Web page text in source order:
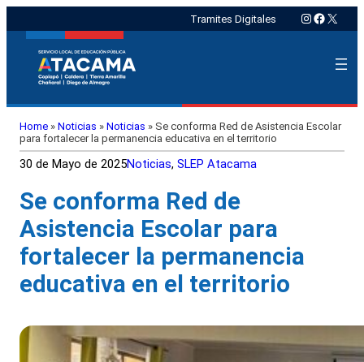
Tramites Digitales Instagram
X
Home » Noticias » Noticias » Se conforma Red de Asistencia Escolar
para fortalecer la permanencia educativa en el territorio
30 de Mayo de 2025Noticias, SLEP Atacama
Se conforma Red de
Asistencia Escolar para
fortalecer la permanencia
educativa en el territorio